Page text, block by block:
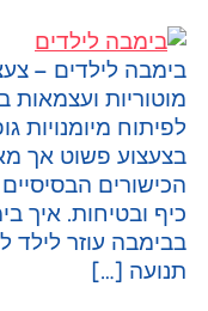
לילדים –
ועצמאות
מיומנויות
פשוט אך
הבסיסיים
ובטיחות. איך
עוזר לילד
[…]